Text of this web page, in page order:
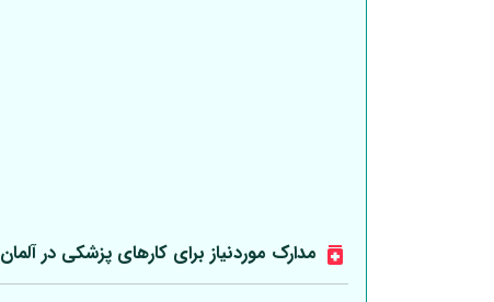
مدارک موردنیاز برای کارهای پزشکی درآلمان